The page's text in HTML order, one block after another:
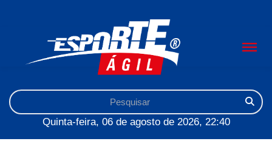
Quinta-feira, 06 de agosto de 2026, 22:40